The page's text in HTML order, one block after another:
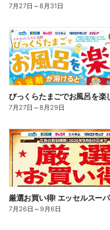
7月27日 ～8月31日
びっくらたまごでお風呂を楽
7月27日 ～8月29日
7月26日 ～9月6日